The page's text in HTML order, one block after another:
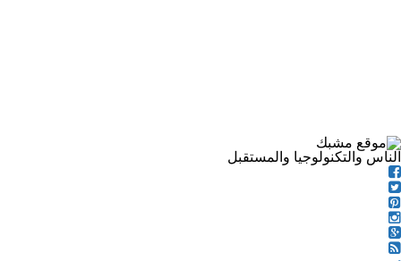
الناس والتكنولوجيا والمستقبل